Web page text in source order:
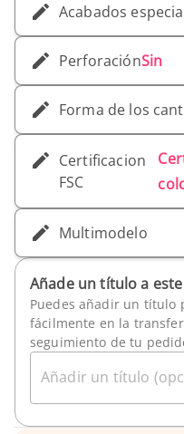
Acabados
PerforaciónSin
Forma de los
Certificacion
FSC
Multimodelo
Añade un título a
Puedes añadir un título
fácilmente en la
seguimiento de tu
Añadir un título